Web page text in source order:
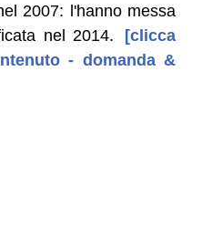
2007: l'hanno messa
nel 2014.
[clicca
- domanda &